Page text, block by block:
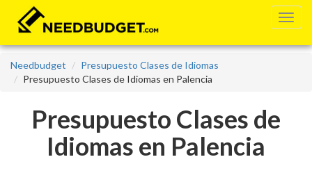
Needbudget
Presupuesto Clases de Idiomas
Presupuesto Clases de Idiomas en Palencia
Presupuesto Clases de
Idiomas en Palencia